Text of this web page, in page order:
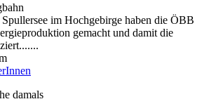
im Hochgebirge haben die ÖBB
gemacht und damit die